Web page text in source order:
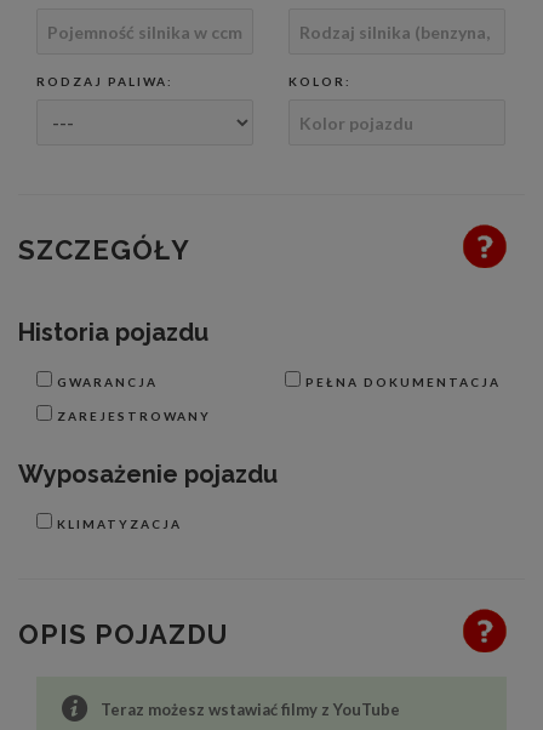
RODZAJ PALIWA: KOLOR:
SZCZEGÓŁY
Historia pojazdu
GWARANCJA PEŁNA DOKUMENTACJA
ZAREJESTROWANY
Wyposażenie pojazdu
KLIMATYZACJA
OPIS POJAZDU
Teraz możesz wstawiać filmy z YouTube